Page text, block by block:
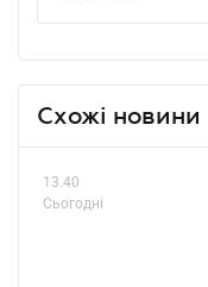
Схожі новини
13.40
Сьогодні